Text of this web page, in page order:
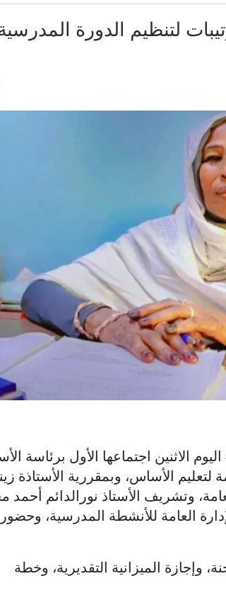
لتنظيم الدورة
قدت اللجنة الإعلامية للدورة المدرسية الـ41 اليوم الاثنين اجتماعها الأول
لتعليم الأساس، وبمقررية الأستاذة
وتشريف الأستاذ نورالدائم أحمد
العامة للأنشطة المدرسية،
وإجازة الميزانية التقديرية، وخطة